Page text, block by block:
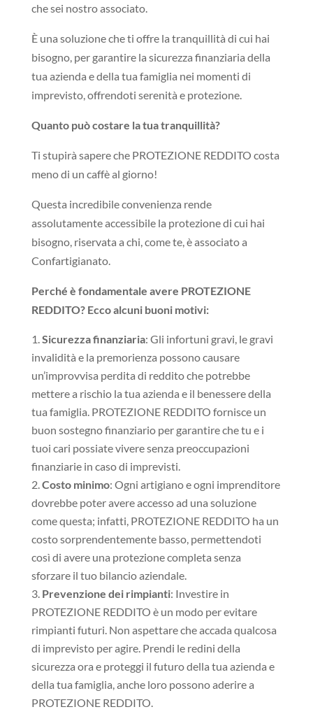
che sei nostro associato.
È una soluzione che ti offre la tranquillità di cui hai
bisogno, per garantire la sicurezza finanziaria della
tua azienda e della tua famiglia nei momenti di
imprevisto, offrendoti serenità e protezione.
Quanto può costare la tua tranquillità?
Ti stupirà sapere che PROTEZIONE REDDITO costa
meno di un caffè al giorno!
Questa incredibile convenienza rende
assolutamente accessibile la protezione di cui hai
bisogno, riservata a chi, come te, è associato a
Confartigianato.
Perché è fondamentale avere PROTEZIONE
REDDITO? Ecco alcuni buoni motivi:
Sicurezza finanziaria: Gli infortuni gravi, le gravi
invalidità e la premorienza possono causare
un’improvvisa perdita di reddito che potrebbe
mettere a rischio la tua azienda e il benessere della
tua famiglia. PROTEZIONE REDDITO fornisce un
buon sostegno finanziario per garantire che tu e i
tuoi cari possiate vivere senza preoccupazioni
finanziarie in caso di imprevisti.
Costo minimo: Ogni artigiano e ogni imprenditore
dovrebbe poter avere accesso ad una soluzione
come questa; infatti, PROTEZIONE REDDITO ha un
costo sorprendentemente basso, permettendoti
così di avere una protezione completa senza
sforzare il tuo bilancio aziendale.
Prevenzione dei rimpianti: Investire in
PROTEZIONE REDDITO è un modo per evitare
rimpianti futuri. Non aspettare che accada qualcosa
di imprevisto per agire. Prendi le redini della
sicurezza ora e proteggi il futuro della tua azienda e
della tua famiglia, anche loro possono aderire a
PROTEZIONE REDDITO.